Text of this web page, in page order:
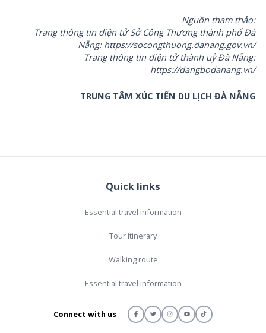
Nguồn tham thảo:
Trang thông tin điện tử Sở Công Thương thành phố Đà
Nẵng: https://socongthuong.danang.gov.vn/
Trang thông tin điện tử thành uỷ Đà Nẵng:
https://dangbodanang.vn/
TRUNG TÂM XÚC TIẾN DU LỊCH ĐÀ NẴNG
Quick links
Essential travel information
Tour itinerary
Walking route
Essential travel information
Connect with us